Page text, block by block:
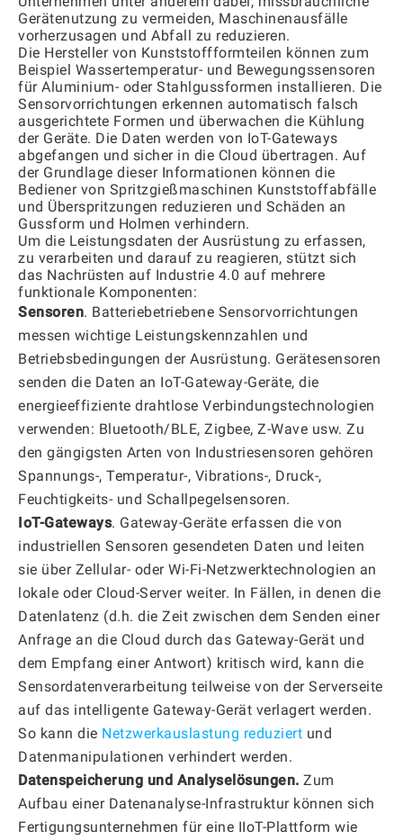
Gerätenutzung zu vermeiden, Maschinenausfälle
vorherzusagen und Abfall zu reduzieren.
Die Hersteller von Kunststoffformteilen können zum
Beispiel Wassertemperatur- und Bewegungssensoren
für Aluminium- oder Stahlgussformen installieren. Die
Sensorvorrichtungen erkennen automatisch falsch
ausgerichtete Formen und überwachen die Kühlung
der Geräte. Die Daten werden von IoT-Gateways
abgefangen und sicher in die Cloud übertragen. Auf
der Grundlage dieser Informationen können die
Bediener von Spritzgießmaschinen Kunststoffabfälle
und Überspritzungen reduzieren und Schäden an
Gussform und Holmen verhindern.
Um die Leistungsdaten der Ausrüstung zu erfassen,
zu verarbeiten und darauf zu reagieren, stützt sich
das Nachrüsten auf Industrie 4.0 auf mehrere
funktionale Komponenten:
Sensoren. Batteriebetriebene Sensorvorrichtungen
messen wichtige Leistungskennzahlen und
Betriebsbedingungen der Ausrüstung. Gerätesensoren
senden die Daten an IoT-Gateway-Geräte, die
energieeffiziente drahtlose Verbindungstechnologien
verwenden: Bluetooth/BLE, Zigbee, Z-Wave usw. Zu
den gängigsten Arten von Industriesensoren gehören
Spannungs-, Temperatur-, Vibrations-, Druck-,
Feuchtigkeits- und Schallpegelsensoren.
IoT-Gateways. Gateway-Geräte erfassen die von
industriellen Sensoren gesendeten Daten und leiten
sie über Zellular- oder Wi-Fi-Netzwerktechnologien an
lokale oder Cloud-Server weiter. In Fällen, in denen die
Datenlatenz (d.h. die Zeit zwischen dem Senden einer
Anfrage an die Cloud durch das Gateway-Gerät und
dem Empfang einer Antwort) kritisch wird, kann die
Sensordatenverarbeitung teilweise von der Serverseite
auf das intelligente Gateway-Gerät verlagert werden.
So kann die Netzwerkauslastung reduziert und
Datenmanipulationen verhindert werden.
Datenspeicherung und Analyselösungen. Zum
Aufbau einer Datenanalyse-Infrastruktur können sich
Fertigungsunternehmen für eine IIoT-Plattform wie